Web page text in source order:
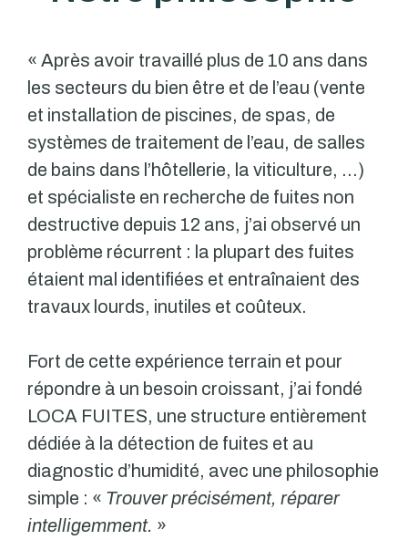
« Après avoir travaillé plus de 10 ans dans
les secteurs du bien être et de l’eau (vente
et installation de piscines, de spas, de
systèmes de traitement de l’eau, de salles
de bains dans l’hôtellerie, la viticulture, …)
et spécialiste en recherche de fuites non
destructive depuis 12 ans, j’ai observé un
problème récurrent : la plupart des fuites
étaient mal identifiées et entraînaient des
travaux lourds, inutiles et coûteux.
Fort de cette expérience terrain et pour
répondre à un besoin croissant, j’ai fondé
LOCA FUITES, une structure entièrement
dédiée à la détection de fuites et au
diagnostic d’humidité, avec une philosophie
simple : « Trouver précisément, réparer
intelligemment. »